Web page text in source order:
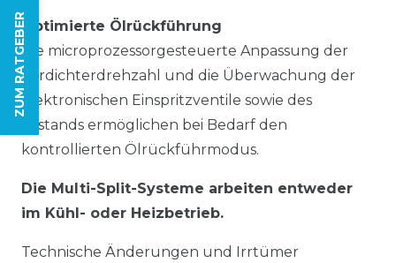
ZUM RATGEBEROptimierte Ölrückführung
Die microprozessorgesteuerte Anpassung der
Verdichterdrehzahl und die Überwachung der
elektronischen Einspritzventile sowie des
Ölstands ermöglichen bei Bedarf den
kontrollierten Ölrückführmodus.
Die Multi-Split-Systeme arbeiten entweder
im Kühl- oder Heizbetrieb.
Technische Änderungen und Irrtümer